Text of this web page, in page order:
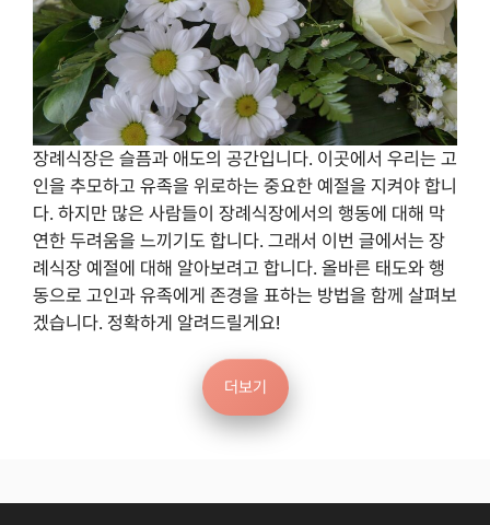
장례식장은 슬픔과 애도의 공간입니다. 이곳에서 우리는 고
인을 추모하고 유족을 위로하는 중요한 예절을 지켜야 합니
다. 하지만 많은 사람들이 장례식장에서의 행동에 대해 막
연한 두려움을 느끼기도 합니다. 그래서 이번 글에서는 장
례식장 예절에 대해 알아보려고 합니다. 올바른 태도와 행
동으로 고인과 유족에게 존경을 표하는 방법을 함께 살펴보
겠습니다. 정확하게 알려드릴게요!
더보기